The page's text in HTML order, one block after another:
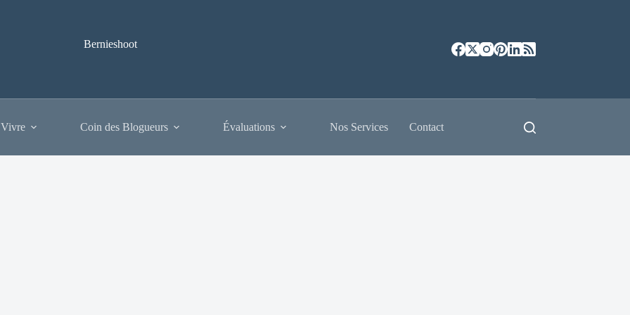
Bernieshoot
Coin des Blogueurs Évaluations Nos Services Contact